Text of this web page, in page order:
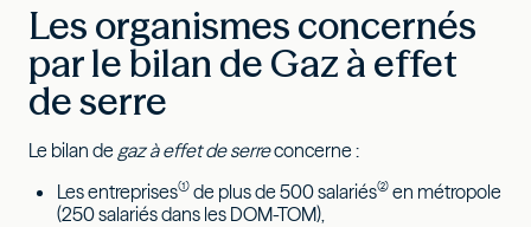
Les organismes concernés
par le bilan de Gaz à effet
de serre
Le bilan de gaz à effet de serreconcerne :
Les entreprises(1) de plus de 500 salariés(2) en métropole
(250 salariés dans les DOM-TOM),